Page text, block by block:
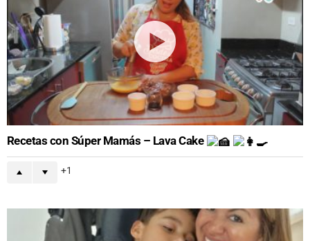
Recetas con Súper Mamás – Lava Cake
1